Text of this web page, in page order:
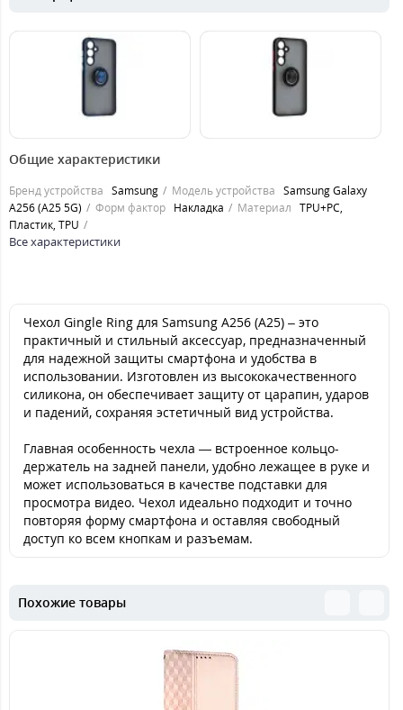
229 грн.
Общие характеристики
Бренд устройства Samsung Модель устройства Samsung Galaxy
A256 (A25 5G)
Форм фактор Накладка Материал TPU+PC,
Пластик, TPU
Все характеристики
Чехол Gingle Ring для Samsung A256 (A25) – это
практичный и стильный аксессуар, предназначенный
для надежной защиты смартфона и удобства в
использовании. Изготовлен из высококачественного
силикона, он обеспечивает защиту от царапин, ударов
и падений, сохраняя эстетичный вид устройства.
Главная особенность чехла — встроенное кольцо-
держатель на задней панели, удобно лежащее в руке и
может использоваться в качестве подставки для
просмотра видео. Чехол идеально подходит и точно
повторяя форму смартфона и оставляя свободный
доступ ко всем кнопкам и разъемам.
Похожие товары